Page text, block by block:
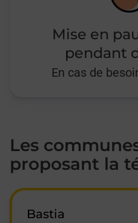
Mise en
pendant
En cas de
Les
proposant la
Bastia